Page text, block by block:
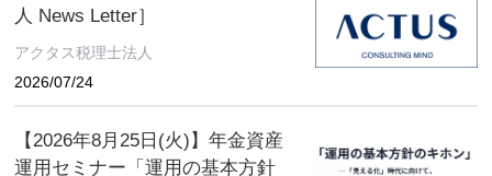
人 News Letter］
アクタス税理士法人
2026/07/24
【2026年8月25日(火)】年金資産
運用セミナー「運用の基本方針